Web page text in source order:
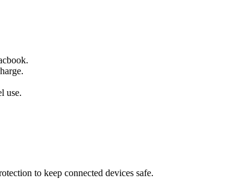
use.
to keep connected devices safe.